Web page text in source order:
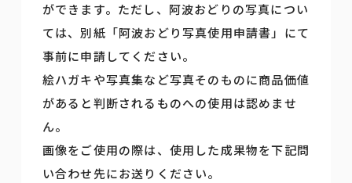
ができます。ただし、阿波おどりの写真につい
ては、別紙「阿波おどり写真使用申請書」にて
事前に申請してください。
絵ハガキや写真集など写真そのものに商品価値
があると判断されるものへの使用は認めませ
ん。
画像をご使用の際は、使用した成果物を下記問
い合わせ先にお送りください。